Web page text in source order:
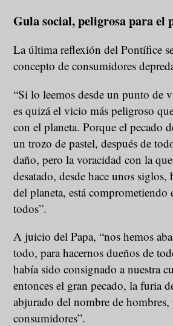
Gula social, peligrosa para el
La última reflexión del Pontífice
concepto de consumidores
“Si lo leemos desde un punto de
es quizá el vicio más peligroso
con el planeta. Porque el pecado
un trozo de pastel, después de
daño, pero la voracidad con la
desatado, desde hace unos siglos,
del planeta, está
todos”.
A juicio del Papa, “nos hemos
todo, para hacernos dueños de
había sido consignado a nuestra
entonces el gran pecado, la furia
abjurado del nombre de
consumidores”.